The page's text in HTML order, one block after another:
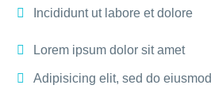
Incididunt ut labore et dolore
Lorem ipsum dolor sit amet
Adipisicing elit, sed do eiusmod